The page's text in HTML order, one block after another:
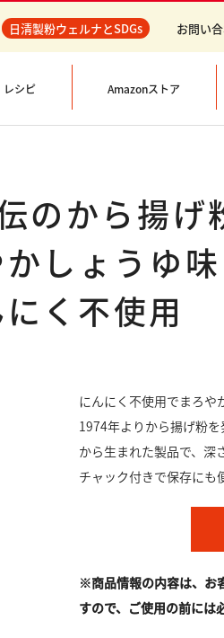
日清製粉ウェルナとSDGs お問い
レシピ Amazonストア
のから揚げ
しょうゆ味
く不使用
にんにく不使用でまろや
1974年よりから揚げ粉
から生まれた製品で、深
チャック付きで保存にも
※商品情報の内容は、お
すので、ご使用の前には